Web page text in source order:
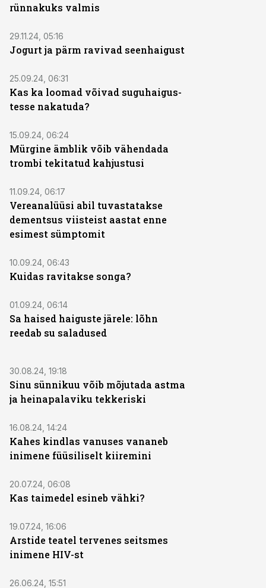
rünnakuks valmis
29.11.24, 05:16
Jogurt ja pärm ravivad seenhaigust
25.09.24, 06:31
Kas ka loomad võivad suguhaigus­
tesse nakatuda?
15.09.24, 06:24
Mürgine ämblik võib vähendada
trombi tekitatud kahjustusi
11.09.24, 06:17
Vereanalüüsi abil tuvastatakse
dementsus viisteist aastat enne
esimest sümptomit
10.09.24, 06:43
Kuidas ravitakse songa?
01.09.24, 06:14
Sa haised haiguste järele: lõhn
reedab su saladused
30.08.24, 19:18
Sinu sünnikuu võib mõjutada astma
ja heinapalaviku tekkeriski
16.08.24, 14:24
Kahes kindlas vanuses vananeb
inimene füüsiliselt kiiremini
20.07.24, 06:08
Kas taimedel esineb vähki?
19.07.24, 16:06
Arstide teatel tervenes seitsmes
inimene HIV-st
26.06.24, 15:51